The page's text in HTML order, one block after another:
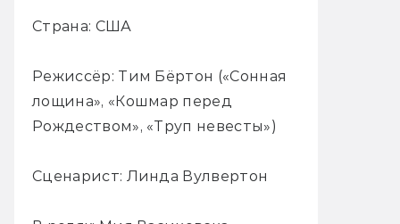
Страна: США
Режиссёр: Тим Бёртон («Сонная
лощина», «Кошмар перед
Рождеством», «Труп невесты»)
Сценарист: Линда Вулвертон